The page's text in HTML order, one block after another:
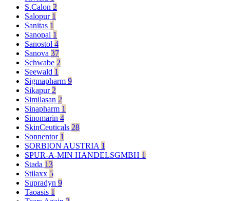
S.Calon 2
Salopur 1
Sanitas 1
Sanopal 1
Sanostol 4
Sanova 37
Schwabe 2
Seewald 1
Sigmapharm 9
Sikapur 2
Similasan 2
Sinapharm 1
Sinomarin 4
SkinCeuticals 28
Sonnentor 1
SORBION AUSTRIA 1
SPUR-A-MIN HANDELSGMBH 1
Stada 13
Stilaxx 5
Supradyn 9
Taoasis 1